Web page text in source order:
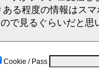
Cookie / Pass